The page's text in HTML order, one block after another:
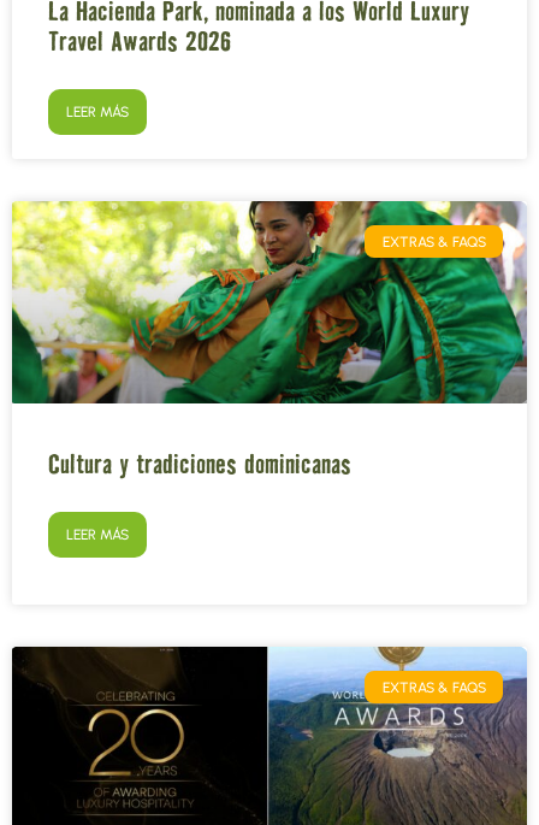
La Hacienda Park, nominada a los World Luxury
Travel Awards 2026
LEER MÁS
EXTRAS & FAQS
Cultura y tradiciones dominicanas
LEER MÁS
EXTRAS & FAQS